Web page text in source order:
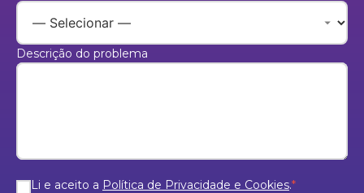
Descrição do problema
Li e aceito a Política de Privacidade e Cookies.*